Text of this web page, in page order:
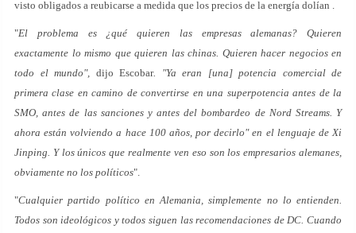
visto obligados a reubicarse a medida que los precios de la energía dolían .
"El problema es ¿qué quieren las empresas alemanas? Quieren
exactamente lo mismo que quieren las chinas. Quieren hacer negocios en
todo el mundo", dijo Escobar. "Ya eran [una] potencia comercial de
primera clase en camino de convertirse en una superpotencia antes de la
SMO, antes de las sanciones y antes del bombardeo de Nord Streams. Y
ahora están volviendo a hace 100 años, por decirlo" en el lenguaje de Xi
Jinping. Y los únicos que realmente ven eso son los empresarios alemanes,
obviamente no los políticos".
"Cualquier partido político en Alemania, simplemente no lo entienden.
Todos son ideológicos y todos siguen las recomendaciones de DC. Cuando